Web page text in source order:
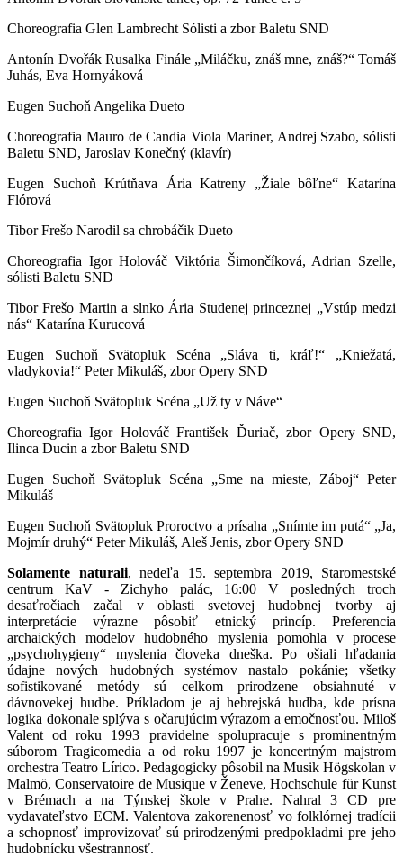
Choreografia Glen Lambrecht Sólisti a zbor Baletu SND
Antonín Dvořák Rusalka Finále „Miláčku, znáš mne, znáš?“ Tomáš
Juhás, Eva Hornyáková
Eugen Suchoň Angelika Dueto
Choreografia Mauro de Candia Viola Mariner, Andrej Szabo, sólisti
Baletu SND, Jaroslav Konečný (klavír)
Eugen Suchoň Krútňava Ária Katreny „Žiale bôľne“ Katarína
Flórová
Tibor Frešo Narodil sa chrobáčik Dueto
Choreografia Igor Holováč Viktória Šimončíková, Adrian Szelle,
sólisti Baletu SND
Tibor Frešo Martin a slnko Ária Studenej princeznej „Vstúp medzi
nás“ Katarína Kurucová
Eugen Suchoň Svätopluk Scéna „Sláva ti, kráľ!“ „Kniežatá,
vladykovia!“ Peter Mikuláš, zbor Opery SND
Eugen Suchoň Svätopluk Scéna „Už ty v Náve“
Choreografia Igor Holováč František Ďuriač, zbor Opery SND,
Ilinca Ducin a zbor Baletu SND
Eugen Suchoň Svätopluk Scéna „Sme na mieste, Záboj“ Peter
Mikuláš
Eugen Suchoň Svätopluk Proroctvo a prísaha „Snímte im putá“ „Ja,
Mojmír druhý“ Peter Mikuláš, Aleš Jenis, zbor Opery SND
Solamente naturali, nedeľa 15. septembra 2019, Staromestské
centrum KaV - Zichyho palác, 16:00 V posledných troch
desaťročiach začal v oblasti svetovej hudobnej tvorby aj
interpretácie výrazne pôsobiť etnický princíp. Preferencia
archaických modelov hudobného myslenia pomohla v procese
„psychohygieny“ myslenia človeka dneška. Po ošiali hľadania
údajne nových hudobných systémov nastalo pokánie; všetky
sofistikované metódy sú celkom prirodzene obsiahnuté v
dávnovekej hudbe. Príkladom je aj hebrejská hudba, kde prísna
logika dokonale splýva s očarujúcim výrazom a emočnosťou. Miloš
Valent od roku 1993 pravidelne spolupracuje s prominentným
súborom Tragicomedia a od roku 1997 je koncertným majstrom
orchestra Teatro Lírico. Pedagogicky pôsobil na Musik Högskolan v
Malmö, Conservatoire de Musique v Ženeve, Hochschule für Kunst
v Brémach a na Týnskej škole v Prahe. Nahral 3 CD pre
vydavateľstvo ECM. Valentova zakorenenosť vo folklórnej tradícii
a schopnosť improvizovať sú prirodzenými predpokladmi pre jeho
hudobnícku všestrannosť.